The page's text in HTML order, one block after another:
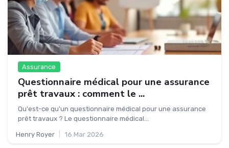
Assurance
Questionnaire médical pour une assurance
prêt travaux : comment le ...
Qu'est-ce qu'un questionnaire médical pour une assurance
prêt travaux ? Le questionnaire médical...
Henry Royer 16 Mar 2026